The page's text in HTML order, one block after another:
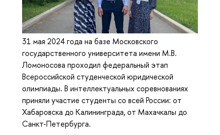
31 мая 2024 года на базе Московского
государственного университета имени М.В.
Ломоносова проходил федеральный этап
Всероссийской студенческой юридической
олимпиады. В интеллектуальных соревнованиях
приняли участие студенты со всей России: от
Хабаровска до Калининграда, от Махачкалы до
Санкт-Петербурга.